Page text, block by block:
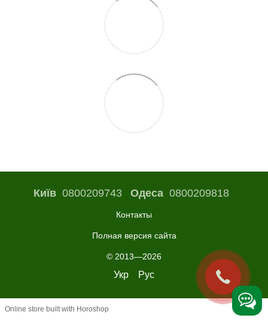
Київ0800209743 Одеса0800209818
Контакты
Полная версия сайта
© 2013—2026
Укр Рус
Online store built with Horoshop